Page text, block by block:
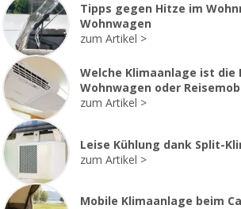
Tipps gegen Hitze im
Wohnwagen
zum Artikel
Welche Klimaanlage ist die
Wohnwagen oder
zum Artikel
Leise Kühlung dank Split-
zum Artikel
Mobile Klimaanlage beim